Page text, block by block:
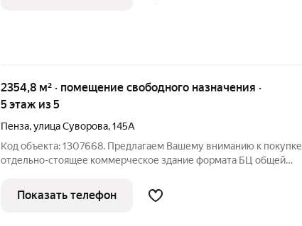
2354,8 м² · помещение свободного назначения ·
5 этаж из 5
Пенза,улица Суворова,145А
Код объекта: 1307668. Предлагаем Вашему вниманию к покупке
отдельно-стоящее коммерческое здание формата БЦ общей
цокольный этаж), расположенное по ул. Суворова, 145 А. В самом
центре
Показать телефон